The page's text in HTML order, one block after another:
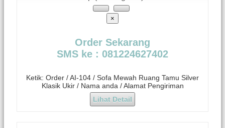
×
Order Sekarang
SMS ke : 081224627402
Ketik: Order / AI-104 / Sofa Mewah Ruang Tamu Silver
Klasik Ukir / Nama anda / Alamat Pengiriman
Lihat Detail